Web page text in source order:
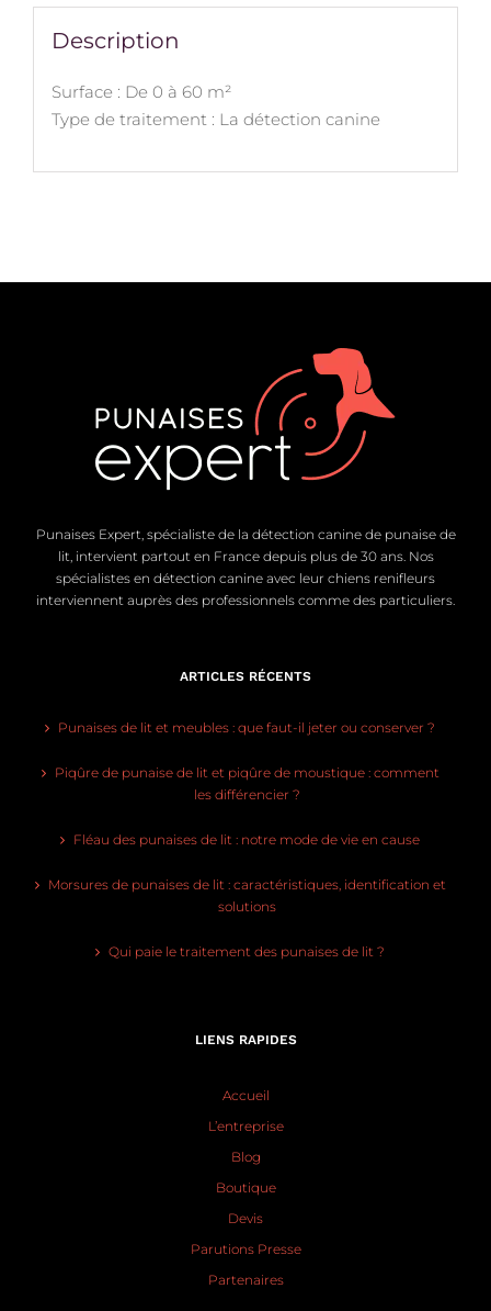
Description
Surface : De 0 à 60 m²
Type de traitement : La détection canine
Punaises Expert, spécialiste de la détection canine de punaise de
lit, intervient partout en France depuis plus de 30 ans. Nos
spécialistes en détection canine avec leur chiens renifleurs
interviennent auprès des professionnels comme des particuliers.
ARTICLES RÉCENTS
Punaises de lit et meubles : que faut-il jeter ou conserver ?
Piqûre de punaise de lit et piqûre de moustique : comment
les différencier ?
Fléau des punaises de lit : notre mode de vie en cause
Morsures de punaises de lit : caractéristiques, identification et
solutions
Qui paie le traitement des punaises de lit ?
LIENS RAPIDES
Accueil
L’entreprise
Blog
Boutique
Devis
Parutions Presse
Partenaires